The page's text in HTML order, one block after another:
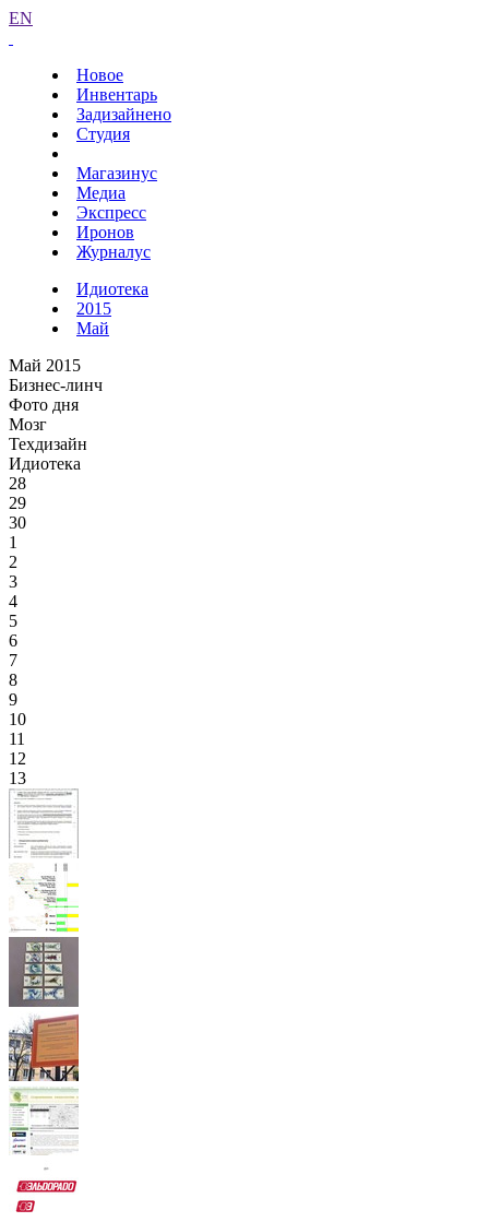
EN
Новое
Инвентарь
Задизайнено
Студия
Магазинус
Медиа
Экспресс
Иронов
Журналус
Идиотека
2015
Май
Май 2015
Бизнес-линч
Фото дня
Мозг
Техдизайн
Идиотека
28
29
30
1
2
3
4
5
6
7
8
9
10
11
12
13